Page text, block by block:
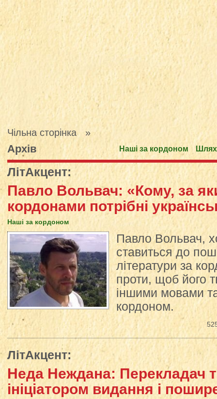
Чільна сторінка »
Архів Наші за кордоном
ЛітАкцент:
Павло Вольвач: «Кому, за
кордонами потрібні
Наші за кордоном
Павло Вольвач,
ставиться до
літератури за
проти, щоб його
іншими мовами
кордоном.
ЛітАкцент:
Неда Неждана: Перекладач
ініціатором видання і